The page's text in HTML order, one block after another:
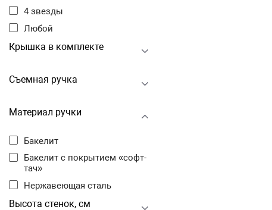
4 звезды
Любой
Крышка в комплекте
Съемная ручка
Материал ручки
Бакелит
Бакелит с покрытием «софт-
тач»
Нержавеющая сталь
Высота стенок, см